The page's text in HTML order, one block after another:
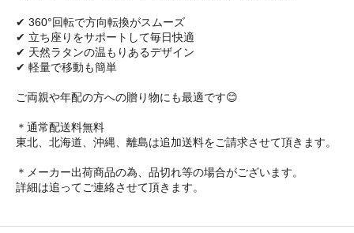
✔ 360°回転で方向転換がスムーズ
✔ 立ち座りをサポートして毎日快適
✔ 天然ラタンの温もりあるデザイン
✔ 軽量で移動も簡単
ご両親や年配の方への贈り物にも最適です😊
＊通常配送料無料
東北、北海道、沖縄、離島は追加送料をご請求させて頂きます。
＊メーカー出荷商品の為、品切れ等の場合がございます。
詳細は追ってご連絡させて頂きます。